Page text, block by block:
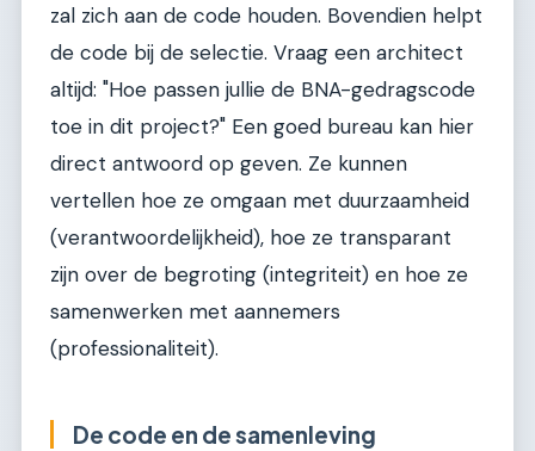
zal zich aan de code houden. Bovendien helpt
de code bij de selectie. Vraag een architect
altijd: "Hoe passen jullie de BNA-gedragscode
toe in dit project?" Een goed bureau kan hier
direct antwoord op geven. Ze kunnen
vertellen hoe ze omgaan met duurzaamheid
(verantwoordelijkheid), hoe ze transparant
zijn over de begroting (integriteit) en hoe ze
samenwerken met aannemers
(professionaliteit).
De code en de samenleving